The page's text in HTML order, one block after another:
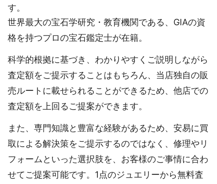
す。
世界最大の宝石学研究・教育機関である、GIAの資
格を持つプロの宝石鑑定士が在籍。
科学的根拠に基づき、わかりやすくご説明しながら
査定額をご提示することはもちろん、当店独自の販
売ルートに載せられることができるため、他店での
査定額を上回るご提案ができます。
また、専門知識と豊富な経験があるため、安易に買
取による解決策をご提示するのではなく、修理やリ
フォームといった選択肢を、お客様のご事情に合わ
せてご提案可能です。1点のジュエリーから無料査